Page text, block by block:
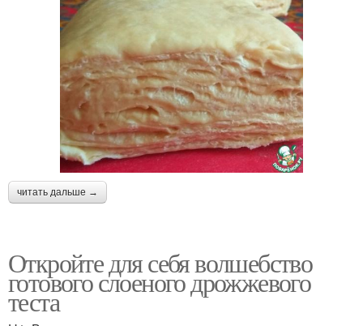
читать дальше →
Откройте для себя волшебство
готового слоеного дрожжевого
теста